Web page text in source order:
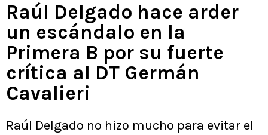
Raúl Delgado hace arder
un escándalo en la
Primera B por su fuerte
crítica al DT Germán
Cavalieri
Raúl Delgado no hizo mucho para evitar el